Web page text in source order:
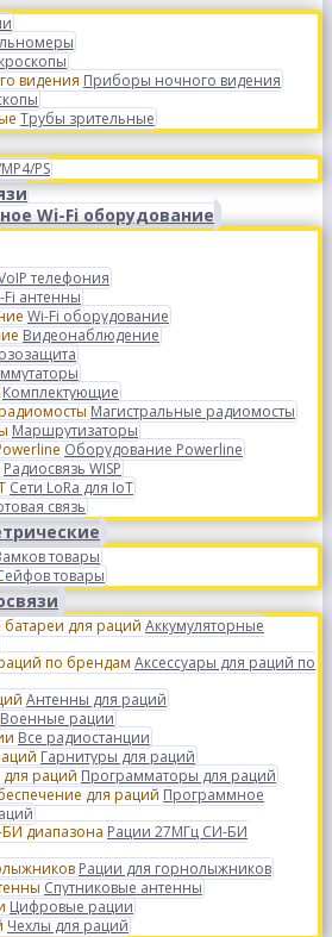
Приборы ночного видения
Трубы зрительные
PS
Wi-Fi оборудование
телефония
Fi антенны
Wi-Fi оборудование
Видеонаблюдение
Комплектующие
Магистральные радиомосты
Маршрутизаторы
Оборудование Powerline
Радиосвязь WISP
Сети LoRa для IoT
связь
товары
товары
Аккумуляторные
Аксессуары для раций по
Антенны для раций
Военные рации
Все радиостанции
Гарнитуры для раций
Программаторы для раций
Программное
Рации 27МГц СИ-БИ
Рации для горнолыжников
Спутниковые антенны
Цифровые рации
Чехлы для раций